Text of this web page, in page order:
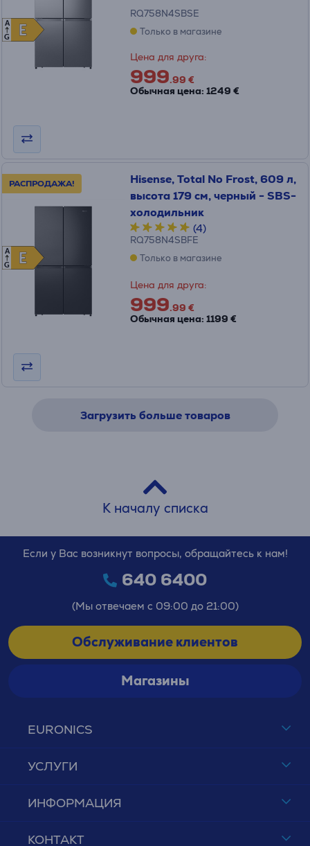
E
E
A
G
RQ758N4SBSE
Только в магазине
Цена для друга:
999.99 €
Обычная цена: 1249 €
РАСПРОДАЖА!
E
E
A
G
Hisense, Total No Frost, 609 л,
высота 179 см, черный - SBS-
холодильник
(4)
RQ758N4SBFE
Только в магазине
Цена для друга:
999.99 €
Обычная цена: 1199 €
Загрузить больше товаров
К началу списка
EURONICS
УСЛУГИ
ИНФОРМАЦИЯ
КОНТАКТ
Если у Вас возникнут вопросы, обращайтесь к нам!
640 6400
(Мы отвечаем с 09:00 до 21:00)
Обслуживание клиентов
Магазины